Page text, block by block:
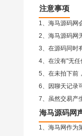
注意事项
1、海马源码网
2、 海马源码网
3、在源码同时
4、在没有"无
5、在未拍下前
6、因聊天记录
7、虽然交易产
海马源码网
1、海马网作为